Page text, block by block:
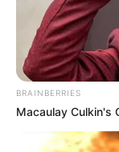
1000 sztuk
2) widnieje
czasem ich
niezwykle
żadnych
odstających
zapakowano
BRAINBERRIES
Macaulay Culkin's